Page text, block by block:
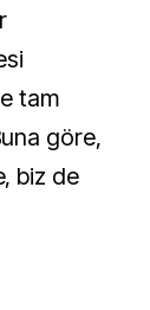
tam
göre,
biz de